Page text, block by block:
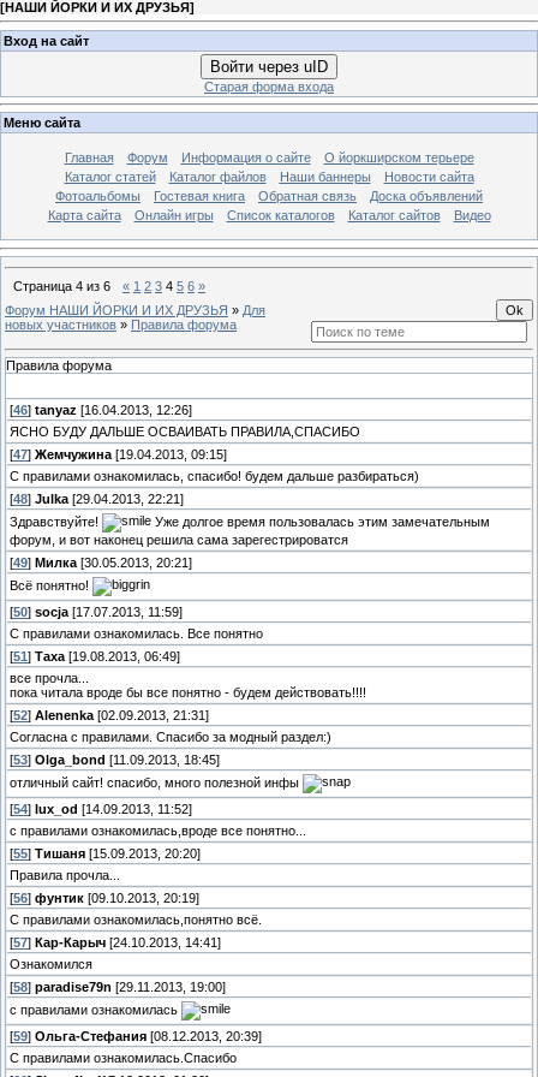
[НАШИ ЙОРКИ И ИХ ДРУЗЬЯ]
Вход на сайт
Войти через uID
Старая форма входа
Меню сайта
Главная Форум Информация о сайте
О йоркширском терьере
Каталог статей
Каталог файлов Наши баннеры
Новости сайта
Фотоальбомы
Гостевая книга Обратная связь
Доска объявлений
Карта сайта
Онлайн игры Список каталогов Каталог сайтов Видео
Страница 4 из 6 « 1 2 3 4 5 6 »
Форум НАШИ ЙОРКИ И ИХ ДРУЗЬЯ » Для
новых участников » Правила форума
Правила форума
[46] tanyaz [16.04.2013, 12:26]
ЯСНО БУДУ ДАЛЬШЕ ОСВАИВАТЬ ПРАВИЛА,СПАСИБО
[47] Жемчужина [19.04.2013, 09:15]
С правилами ознакомилась, спасибо! будем дальше разбираться)
[48] Julka [29.04.2013, 22:21]
Здравствуйте!
Уже долгое время пользовалась этим замечательным
форум, и вот наконец решила сама зарегестрироватся
[49] Милка [30.05.2013, 20:21]
Всё понятно!
[50] socja [17.07.2013, 11:59]
С правилами ознакомилась. Все понятно
[51 ] Таха [19.08.2013, 06:49]
все прочла...
пока читала вроде бы все понятно - будем действовать!!!!
[52] Alenenka [02.09.2013, 21:31]
Согласна с правилами. Спасибо за модный раздел:)
[53] Olga_bond [11.09.2013, 18:45]
отличный сайт! спасибо, много полезной инфы
[54] lux_od [14.09.2013, 11:52]
с правилами ознакомилась,вроде все понятно...
[55] Тишаня [15.09.2013, 20:20]
Правила прочла...
[56] фунтик [09.10.2013, 20:19]
С правилами ознакомилась,понятно всё.
[57] Кар-Карыч [24.10.2013, 14:41]
Ознакомился
[58] paradise79n [29.11.2013, 19:00]
с правилами ознакомилась
[59] Ольга-Стефания [08.12.2013, 20:39]
С правилами ознакомилась.Спасибо